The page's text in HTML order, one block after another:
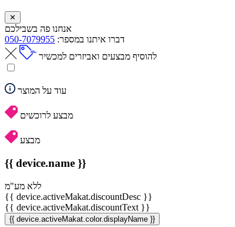
✕
אנחנו פה בשבילכם
דברו איתנו במספר: 050-7079955
להוסיף מבצעים ואביזרים למכשיר
עוד על המוצר
מבצע לרוכשים
מבצע
{{ device.name }}
ללא מע"מ
{{ device.activeMakat.discountDesc }}
{{ device.activeMakat.discountText }}
{{ device.activeMakat.color.displayName }}